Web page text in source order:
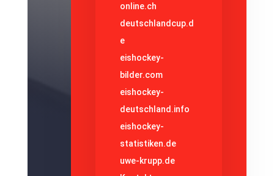
online.ch
deutschlandcup.d
e
eishockey-
bilder.com
eishockey-
deutschland.info
eishockey-
statistiken.de
uwe-krupp.de